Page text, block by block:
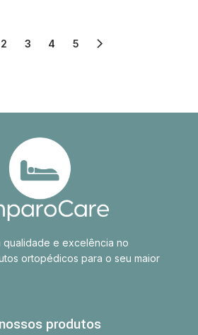
2 3 4 5
qualidade e excelência no
ortopédicos para o seu maior
produtos